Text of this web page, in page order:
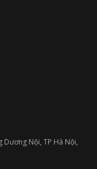
Nội, TP Hà Nội,